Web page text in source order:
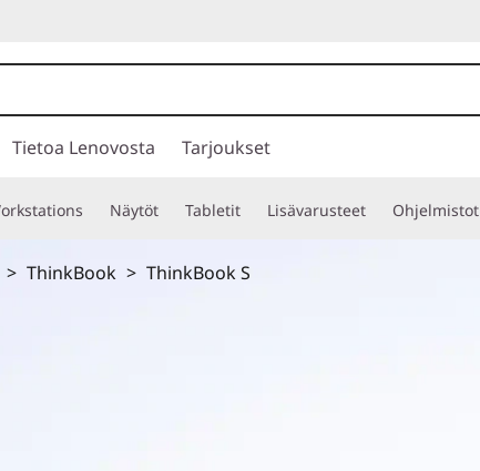
Tietoa Lenovosta Tarjoukset
Näytöt Tabletit Lisävarusteet Ohjelmistot
> ThinkBook > ThinkBook S